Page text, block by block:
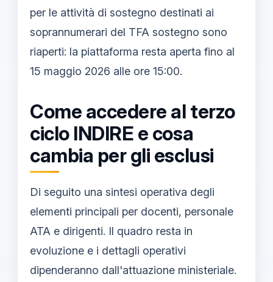
per le attività di sostegno destinati ai
soprannumerari del TFA sostegno sono
riaperti: la piattaforma resta aperta fino al
15 maggio 2026 alle ore 15:00.
Come accedere al terzo
ciclo INDIRE e cosa
cambia per gli esclusi
Di seguito una sintesi operativa degli
elementi principali per docenti, personale
ATA e dirigenti. Il quadro resta in
evoluzione e i dettagli operativi
dipenderanno dall'attuazione ministeriale.